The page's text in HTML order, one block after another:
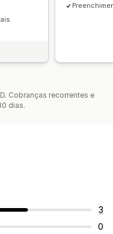
Cobranças recorrentes e
dias.
3
0